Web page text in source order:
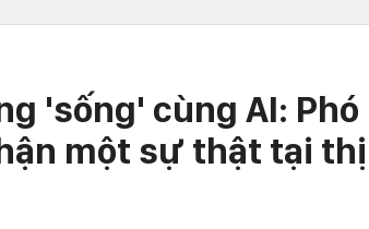
'sống' cùng AI: Phó
một sự thật tại thị